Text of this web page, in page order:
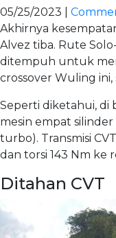
05/25/2023 |
Akhirnya
Alvez tiba. Rute
ditempuh untuk
crossover Wuling
Seperti diketahui, di
mesin empat
turbo). Transmisi
dan torsi 143 Nm ke
Ditahan CVT